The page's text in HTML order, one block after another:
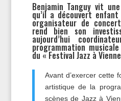
Benjamin Tanguy vit
qu’il a découvert
organisateur de
rend bien son
aujourd’hui
programmation
du « Festival Jazz à
Avant d’exercer cette
artistique de la
scènes de Jazz à